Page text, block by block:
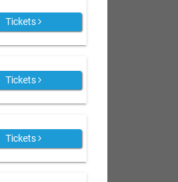
Tickets
Tickets
Tickets